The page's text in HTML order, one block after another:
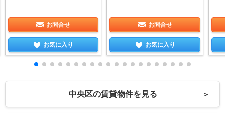
お問合せ
お気に入り
お問合せ
お気に入り
中央区の賃貸物件を見る ＞